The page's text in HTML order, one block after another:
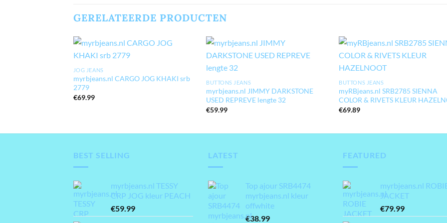
GERELATEERDE PRODUCTEN
JOG JEANS
myrbjeans.nl CARGO JOG KHAKI srb
2779
€69.99
BUTTONS JEANS
myrbjeans.nl JIMMY DARKSTONE
USED REPREVE lengte 32
€59.99
BUTTONS JEANS
myRBjeans.nl SRB2785 SIENNA
COLOR & RIVETS KLEUR
€69.89
BEST SELLING
myrbjeans.nl TESSY
CRP JOG kleur PEACH
€59.99
LATEST
Top ajour SRB4474
myrbjeans.nl kleur
offwhite
€38.99
FEATURED
myrbjeans.nl
JACKET
€79.99